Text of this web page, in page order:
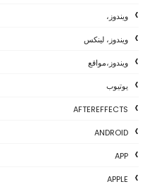
ويندوز،
ويندوز، لينكس
ويندوز،مواقع
يوتيوب
AFTEREFFECTS
ANDROID
APP
APPLE